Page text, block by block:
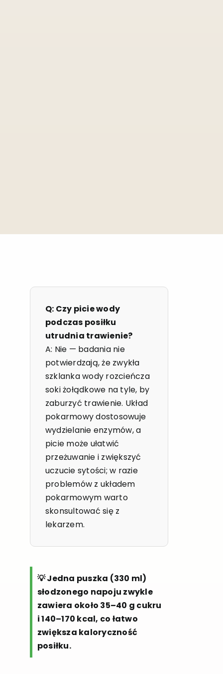
Q: Czy picie wody
podczas posiłku
utrudnia trawienie?
A: Nie — badania nie
potwierdzają, że zwykła
szklanka wody rozcieńcza
soki żołądkowe na tyle, by
zaburzyć trawienie. Układ
pokarmowy dostosowuje
wydzielanie enzymów, a
picie może ułatwić
przeżuwanie i zwiększyć
uczucie sytości; w razie
problemów z układem
pokarmowym warto
skonsultować się z
lekarzem.
💡 Jedna puszka (330 ml)
słodzonego napoju zwykle
zawiera około 35–40 g cukru
i 140–170 kcal, co łatwo
zwiększa kaloryczność
posiłku.